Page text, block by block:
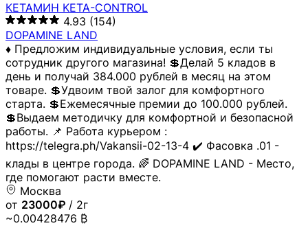
КЕТАМИН KETA-CONTROL
4.93 (154)
DOPAMINE LAND
♦️ Предложим индивидуальные условия, если ты
сотрудник другого магазина! 💲Делай 5 кладов в
день и получай 384.000 рублей в месяц на этом
товаре. 💲Удвоим твой залог для комфортного
старта. 💲Ежемесячные премии до 100.000 рублей.
💲Выдаем методичку для комфортной и безопасной
работы. 📌 Работа курьером :
https://telegra.ph/Vakansii-02-13-4 ✔️ Фасовка .01 -
клады в центре города. 🌈 DOPAMINE LAND - Место,
где помогают расти вместе.
Москва
от 23000₽ / 2г
~0.00428476 ₿